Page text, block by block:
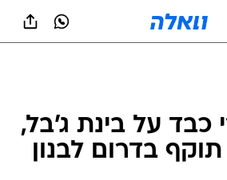
כבד על בינת ג'בל,
תוקף בדרום לבנון